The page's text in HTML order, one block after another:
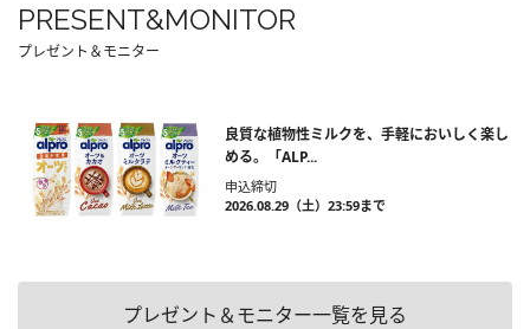
PRESENT&MONITOR
プレゼント＆モニター
良質な植物性ミルクを、手軽においしく楽し
める。「ALP...
申込締切
2026.08.29（土）23:59まで
プレゼント＆モニター一覧を見る